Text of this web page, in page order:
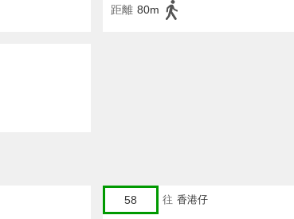
距離 80m
58 往 香港仔